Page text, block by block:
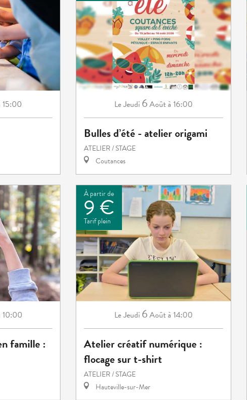
15:00 LeJeudi 6Aoûtà 16:00
Bulles d’été - atelier origami
ATELIER / STAGE
Coutances
10:00
famille :
À partir de
9 €
Tarif plein
LeJeudi 6Aoûtà 14:00
Atelier créatif numérique :
flocage sur t-shirt
ATELIER / STAGE
Hauteville-sur-Mer